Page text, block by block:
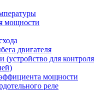
мощности
двигателя
(устройство для контроля
мощности
реле